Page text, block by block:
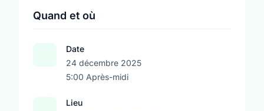
Quand et où
Date
24 décembre 2025
5:00 Après-midi
Lieu